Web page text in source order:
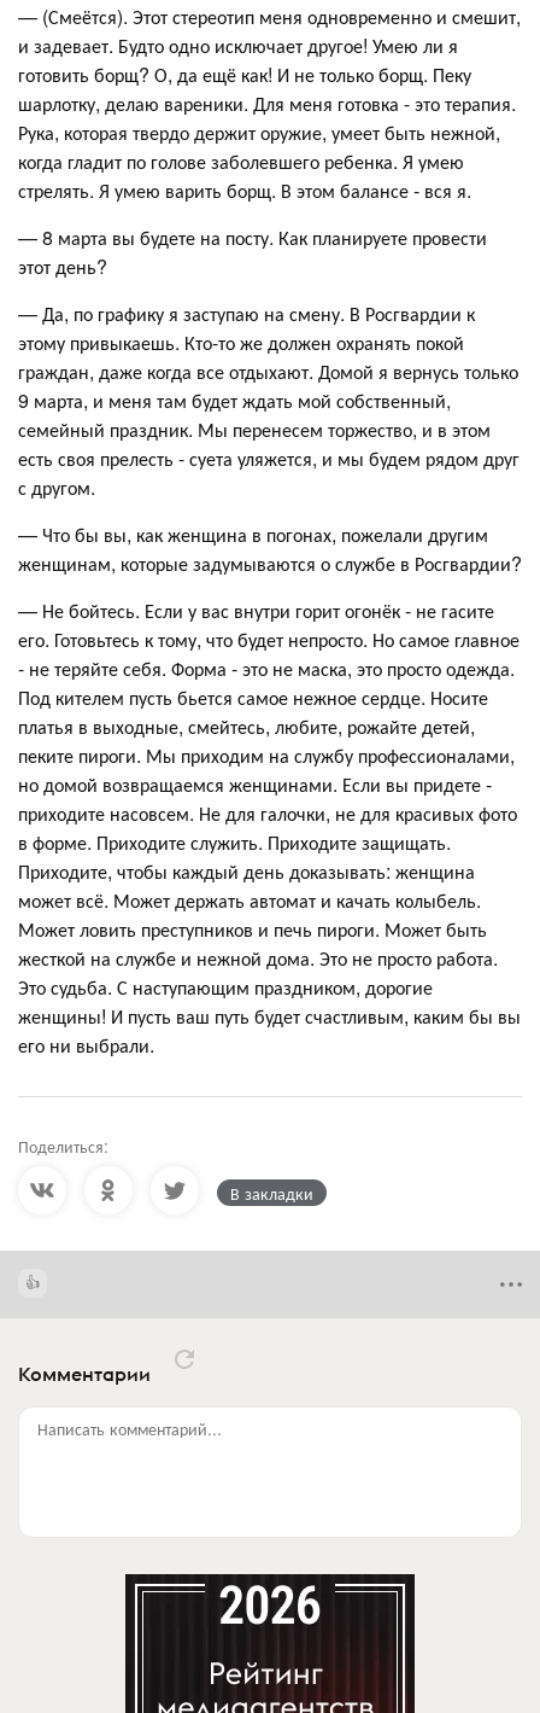
— (Смеётся). Этот стереотип меня одновременно и смешит,
и задевает. Будто одно исключает другое! Умею ли я
готовить борщ? О, да ещё как! И не только борщ. Пеку
шарлотку, делаю вареники. Для меня готовка - это терапия.
Рука, которая твердо держит оружие, умеет быть нежной,
когда гладит по голове заболевшего ребенка. Я умею
стрелять. Я умею варить борщ. В этом балансе - вся я.
— 8 марта вы будете на посту. Как планируете провести
этот день?
— Да, по графику я заступаю на смену. В Росгвардии к
этому привыкаешь. Кто-то же должен охранять покой
граждан, даже когда все отдыхают. Домой я вернусь только
9 марта, и меня там будет ждать мой собственный,
семейный праздник. Мы перенесем торжество, и в этом
есть своя прелесть - суета уляжется, и мы будем рядом друг
с другом.
— Что бы вы, как женщина в погонах, пожелали другим
женщинам, которые задумываются о службе в Росгвардии?
— Не бойтесь. Если у вас внутри горит огонёк - не гасите
его. Готовьтесь к тому, что будет непросто. Но самое главное
- не теряйте себя. Форма - это не маска, это просто одежда.
Под кителем пусть бьется самое нежное сердце. Носите
платья в выходные, смейтесь, любите, рожайте детей,
пеките пироги. Мы приходим на службу профессионалами,
но домой возвращаемся женщинами. Если вы придете -
приходите насовсем. Не для галочки, не для красивых фото
в форме. Приходите служить. Приходите защищать.
Приходите, чтобы каждый день доказывать: женщина
может всё. Может держать автомат и качать колыбель.
Может ловить преступников и печь пироги. Может быть
жесткой на службе и нежной дома. Это не просто работа.
Это судьба. С наступающим праздником, дорогие
женщины! И пусть ваш путь будет счастливым, каким бы вы
его ни выбрали.
Поделиться:
В закладки
Комментарии
Написать комментарий...